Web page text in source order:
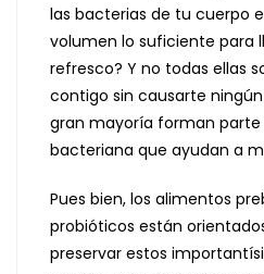
las bacterias de tu cuerpo
volumen lo suficiente para
refresco? Y no todas ellas
contigo sin causarte
gran mayoría forman
bacteriana que ayudan a
Pues bien, los alimentos
probióticos están
preservar estos